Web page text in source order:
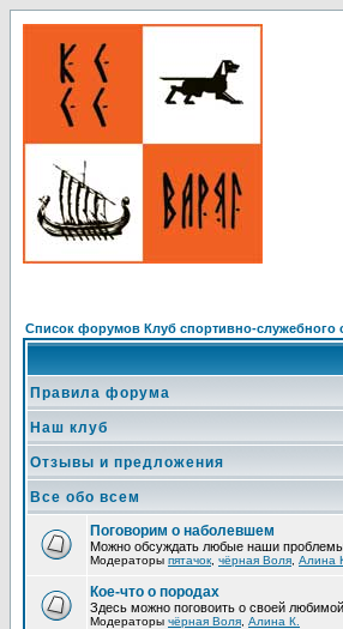
Список форумов Клуб спортивно-служебного
Правила форума
Наш клуб
Отзывы и предложения
Все обо всем
Поговорим о наболевшем
Можно обсуждать любые наши
Модераторы пятачок чёрная Воля Алина
Кое-что о породах
Здесь можно поговоить о своей
Модераторы чёрная Воля Алина К.